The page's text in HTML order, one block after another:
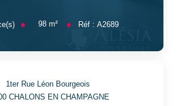
98m² Réf :A2689
1ter Rue Léon Bourgeois
CHALONS EN CHAMPAGNE